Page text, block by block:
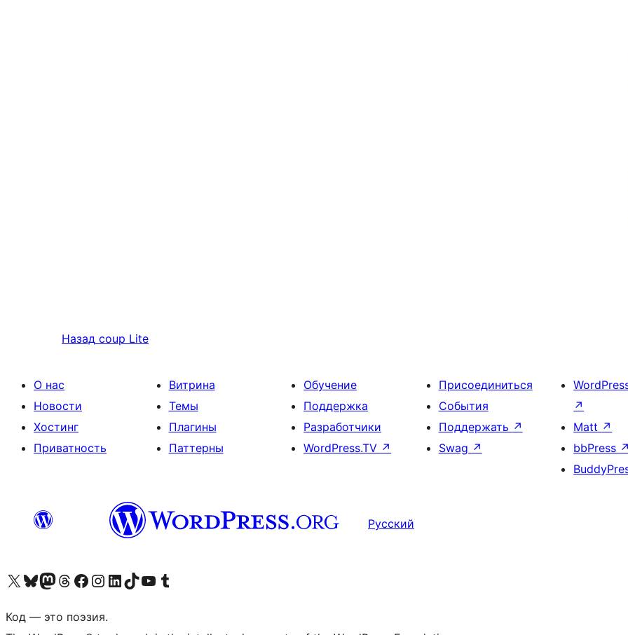
Назад coup Lite
О нас
Новости
Хостинг
Приватность
Витрина
Темы
Плагины
Паттерны
Обучение
Поддержка
Разработчики
WordPress.TV ↗
Присоединиться
События
Поддержать ↗
Swag ↗
↗
Matt ↗
bbPress ↗
Русский
Посетите нас в X (ранее Twitter)
Посетите нашу учётную запись в Bluesky
Посетите нашу ленту в Mastodon
Посетите нашу учётную запись в Threads
Посетите нашу страницу на Facebook
Посетите наш Instagram
Посетите нашу страницу в LinkedIn
Посетите нашу учётную запись в TikTok
Посетите наш канал YouTube
Посетите нашу учётную запись в Tumblr
Код — это поэзия.